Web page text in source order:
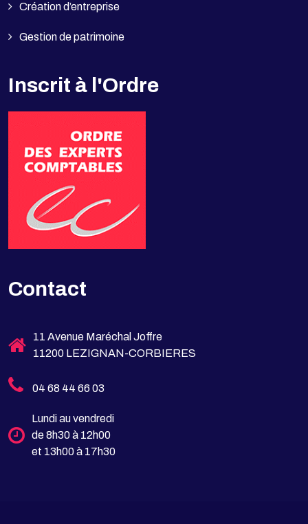
Création d’entreprise
Gestion de patrimoine
Inscrit à l'Ordre
Contact
11 Avenue Maréchal Joffre
11200 LEZIGNAN-CORBIERES
04 68 44 66 03
Lundi au vendredi
de 8h30 à 12h00
et 13h00 à 17h30